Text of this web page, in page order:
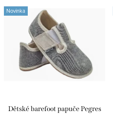
Novinka
Dětské barefoot papuče Pegres